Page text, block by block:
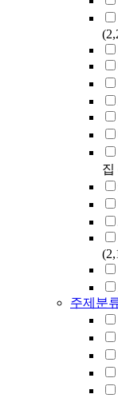
집
주제분